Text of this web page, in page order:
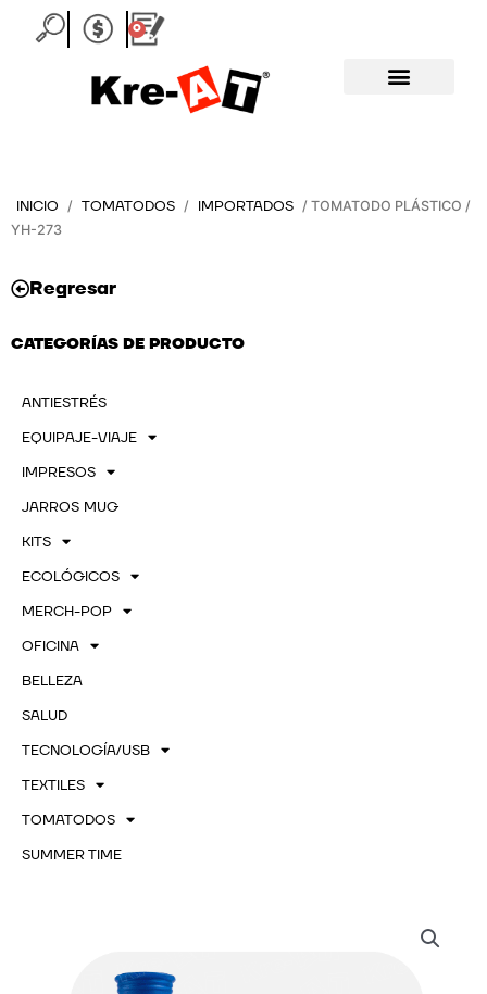
0
Carrito
INICIO / TOMATODOS / IMPORTADOS / TOMATODO PLÁSTICO /
YH-273
Regresar
CATEGORÍAS DE PRODUCTO
ANTIESTRÉS
EQUIPAJE-VIAJE
IMPRESOS
JARROS MUG
KITS
ECOLÓGICOS
MERCH-POP
OFICINA
BELLEZA
SALUD
TECNOLOGÍA/USB
TEXTILES
TOMATODOS
SUMMER TIME